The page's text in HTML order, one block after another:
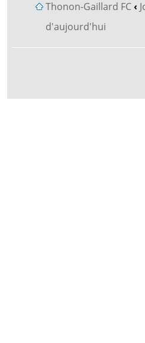
Thonon-Gaillard FC‹
d'aujourd'hui